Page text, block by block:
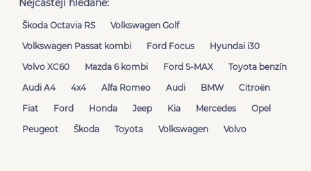
Nejčastěji hledané:
Škoda Octavia RS
Volkswagen Golf
Volkswagen Passat kombi
Ford Focus
Hyundai i30
Volvo XC60
Mazda 6 kombi Ford S-MAX
Toyota benzín
Audi A4
4x4 Alfa Romeo Audi BMW
Citroën
Fiat
Ford Honda Jeep Kia Mercedes
Opel
Peugeot
Škoda Toyota Volkswagen Volvo